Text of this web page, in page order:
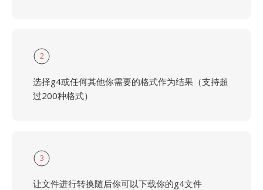
2
选择g4或任何其他你需要的格式作为结果（支持超
过200种格式）
3
让文件进行转换随后你可以下载你的g4文件